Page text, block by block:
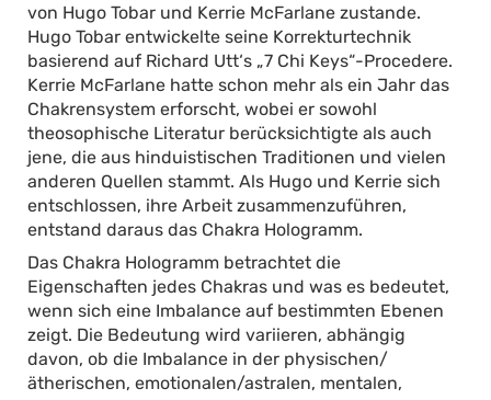
von Hugo Tobar und Kerrie McFarlane zustande.
Hugo Tobar entwickelte seine Korrekturtechnik
basierend auf Richard Utt‘s „7 Chi Keys“-Procedere.
Kerrie McFarlane hatte schon mehr als ein Jahr das
Chakrensystem erforscht, wobei er sowohl
theosophische Literatur berücksichtigte als auch
jene, die aus hinduistischen Traditionen und vielen
anderen Quellen stammt. Als Hugo und Kerrie sich
entschlossen, ihre Arbeit zusammenzuführen,
entstand daraus das Chakra Hologramm.
Das Chakra Hologramm betrachtet die
Eigenschaften jedes Chakras und was es bedeutet,
wenn sich eine Imbalance auf bestimmten Ebenen
zeigt. Die Bedeutung wird variieren, abhängig
davon, ob die Imbalance in der physischen/
ätherischen, emotionalen/astralen, mentalen,